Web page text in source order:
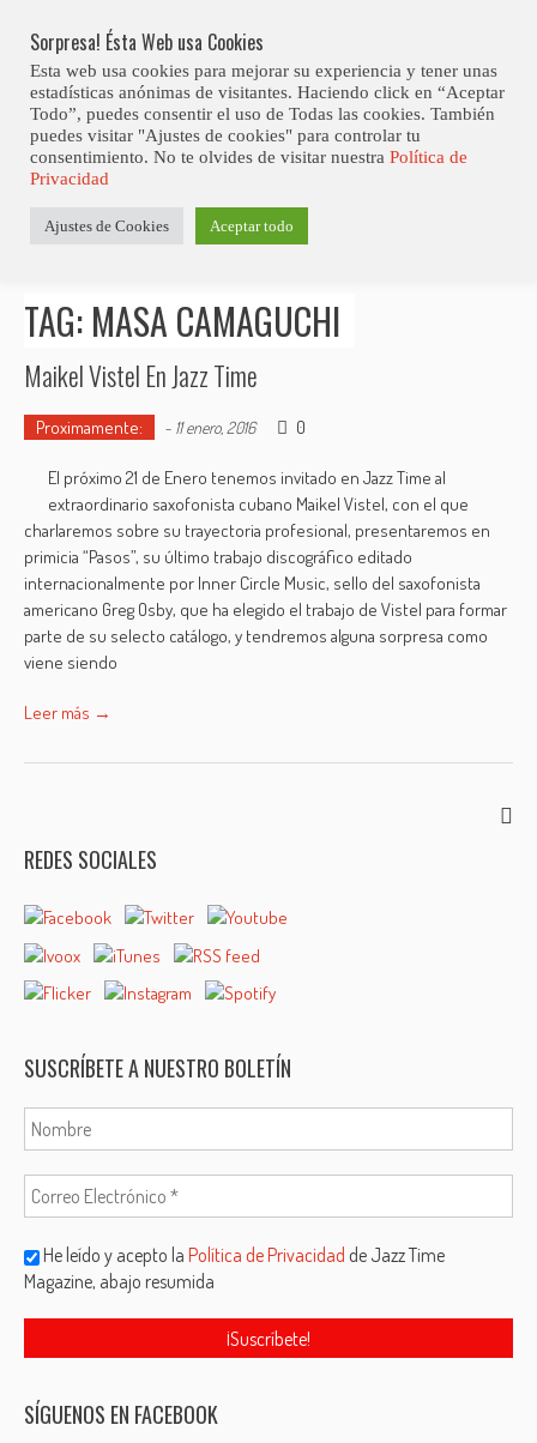
content
Club Contest.
Posts tagged "Masa Camaguchi"
TAG: MASA CAMAGUCHI
Maikel Vistel En Jazz Time
Proximamente: - 11 enero, 2016 0
El próximo 21 de Enero tenemos invitado en Jazz Time al
extraordinario saxofonista cubano Maikel Vistel, con el que
charlaremos sobre su trayectoria profesional, presentaremos en
primicia “Pasos”, su último trabajo discográfico editado
internacionalmente por Inner Circle Music, sello del saxofonista
americano Greg Osby, que ha elegido el trabajo de Vistel para formar
parte de su selecto catálogo, y tendremos alguna sorpresa como
viene siendo
Leer más →
REDES SOCIALES
SUSCRÍBETE A NUESTRO BOLETÍN
He leído y acepto laPolítica de Privacidad de Jazz Time
Magazine, abajo resumida
SÍGUENOS EN FACEBOOK
Sorpresa! Ésta Web usa Cookies
Esta web usa cookies para mejorar su experiencia y tener unas
estadísticas anónimas de visitantes. Haciendo click en “Aceptar
Todo”, puedes consentir el uso de Todas las cookies. También
puedes visitar "Ajustes de cookies" para controlar tu
consentimiento. No te olvides de visitar nuestra Política de
Privacidad
Ajustes de Cookies Aceptar todo